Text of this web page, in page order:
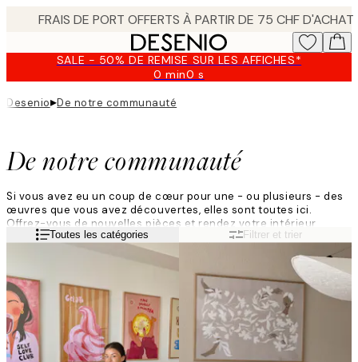
content.SALE - 50% DE REMISE SUR LES AFFICHES*
0 min0 s
Valable
Desenio▸De notre communauté
De notre communauté
Si vous avez eu un coup de cœur pour une - ou plusieurs - des
œuvres que vous avez découvertes, elles sont toutes ici.
Offrez-vous de nouvelles pièces et rendez votre intérieur
encore plus beau.
Lire la suiteToutes les catégories Filtrer et trier